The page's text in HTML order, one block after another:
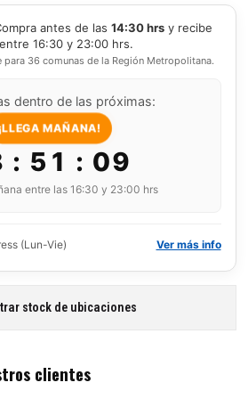
antes de las 14:30 hrsy recibe
16:30 y 23:00 hrs.
36 comunas de la Región Metropolitana.
dentro de las próximas:
MAÑANA!
: 51 : 08
entre las 16:30 y 23:00 hrs
(Lun-Vie) Ver más info
stock de ubicaciones
clientes